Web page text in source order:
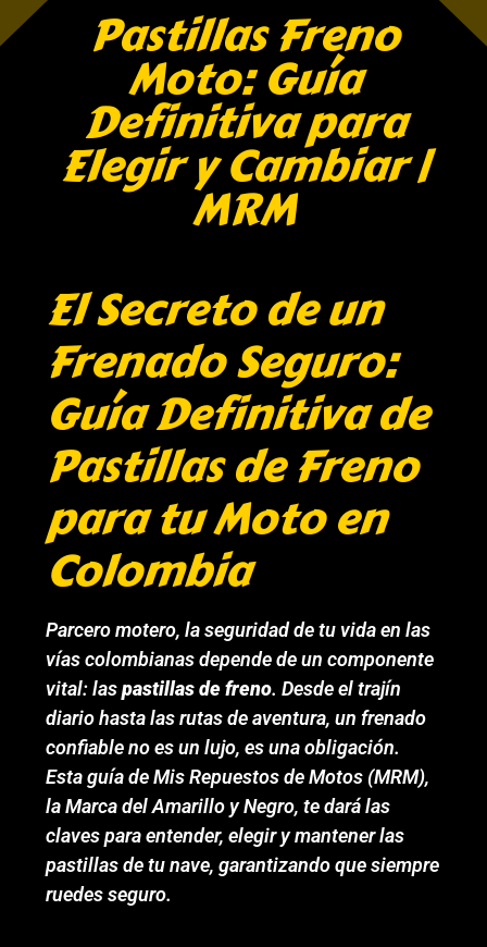
Pastillas Freno
Moto: Guía
Definitiva para
Elegir y Cambiar |
MRM
El Secreto de un
Frenado Seguro:
Guía Definitiva de
Pastillas de Freno
para tu Moto en
Colombia
Parcero motero, la seguridad de tu vida en las
vías colombianas depende de un componente
vital: laspastillas de freno. Desde el trajín
diario hasta las rutas de aventura, un frenado
confiable no es un lujo, es una obligación.
Esta guía de Mis Repuestos de Motos (MRM),
la Marca del Amarillo y Negro, te dará las
claves para entender, elegir y mantener las
pastillas de tu nave, garantizando que siempre
ruedes seguro.